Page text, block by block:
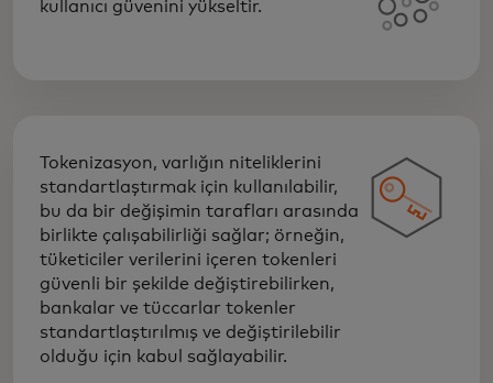
kullanıcı güvenini yükseltir.
Tokenizasyon, varlığın niteliklerini
standartlaştırmak için kullanılabilir,
bu da bir değişimin tarafları arasında
birlikte çalışabilirliği sağlar; örneğin,
tüketiciler verilerini içeren tokenleri
güvenli bir şekilde değiştirebilirken,
bankalar ve tüccarlar tokenler
standartlaştırılmış ve değiştirilebilir
olduğu için kabul sağlayabilir.